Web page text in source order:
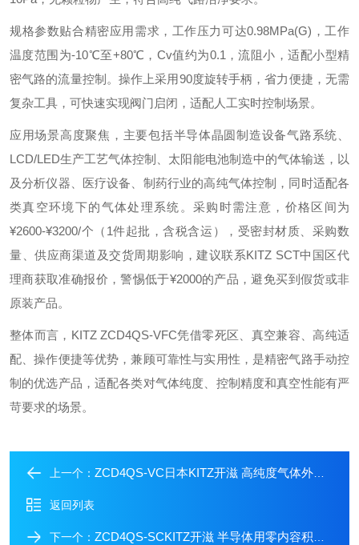
规格参数贴合精密应用需求，工作压力可达0.98MPa(G)，工作
温度范围为-10℃至+80℃，Cv值约为0.1，流阻小，适配小型精
密气路的流量控制。操作上采用90度旋转手柄，省力便捷，无需
复杂工具，可快速实现阀门启闭，适配人工实时控制场景。
应用场景高度聚焦，主要包括半导体晶圆制造设备气路系统、
LCD/LED生产工艺气体控制、太阳能电池制造中的气体输送，以
及分析仪器、医疗设备、制药行业的高纯气体控制，同时适配各
类真空环境下的气体处理系统。采购时需注意，价格区间为
¥2600-¥3200/个（1件起批，含税含运），受密封材质、采购数
量、供应商渠道及交货周期影响，建议联系KITZ SCT中国区代
理商获取准确报价，警惕低于¥2000的产品，避免买到假货或非
原装产品。
整体而言，KITZ ZCD4QS-VFC凭借零死区、真空兼容、高纯适
配、操作便捷等优势，兼顾可靠性与实用性，是精密气路手动控
制的优选产品，适配各类对气体纯度、控制精度和真空性能有严
苛要求的场景。
上一个： ZCD4QS-VC日本KITZ开滋 高纯度气体外螺纹手动隔膜阀
返回列表
下一个： ZCD4QS-SCKITZ开滋 半导体用零内容积手动隔膜阀